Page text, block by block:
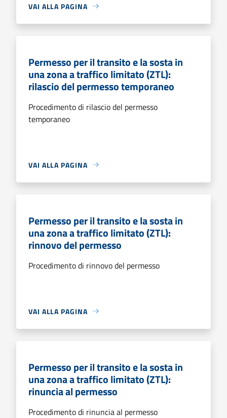
VAI ALLA PAGINA
Permesso per il transito e la sosta in
una zona a traffico limitato (ZTL):
rilascio del permesso temporaneo
Procedimento di rilascio del permesso
temporaneo
VAI ALLA PAGINA
Permesso per il transito e la sosta in
una zona a traffico limitato (ZTL):
rinnovo del permesso
Procedimento di rinnovo del permesso
VAI ALLA PAGINA
Permesso per il transito e la sosta in
una zona a traffico limitato (ZTL):
rinuncia al permesso
Procedimento di rinuncia al permesso